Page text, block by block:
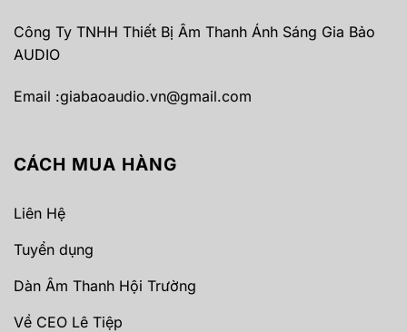
Công Ty TNHH Thiết Bị Âm Thanh Ánh Sáng Gia Bảo
AUDIO
Email :giabaoaudio.vn@gmail.com
CÁCH MUA HÀNG
Liên Hệ
Tuyển dụng
Dàn Âm Thanh Hội Trường
Về CEO Lê Tiệp